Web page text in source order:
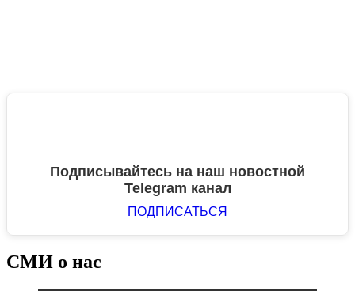
Подписывайтесь на наш новостной
Telegram канал
ПОДПИСАТЬСЯ
СМИ о нас